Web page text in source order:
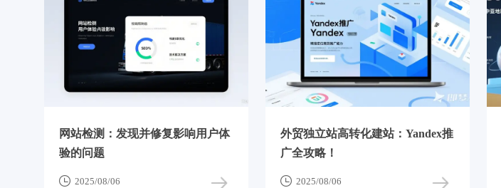
网站检测：发现并修复影响用户体
验的问题
 2025/08/06
外贸独立站高转化建站：Yandex推
广全攻略！
 2025/08/06